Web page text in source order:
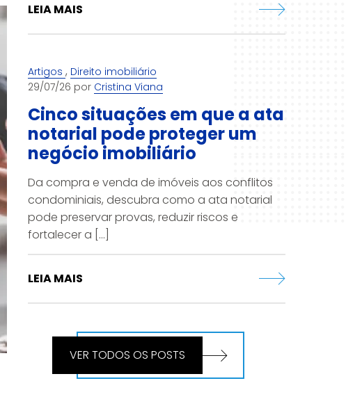
LEIA MAIS
Artigos , Direito imobiliário
29/07/26 por Cristina Viana
Cinco situações em que a ata
notarial pode proteger um
negócio imobiliário
Da compra e venda de imóveis aos conflitos
condominiais, descubra como a ata notarial
pode preservar provas, reduzir riscos e
fortalecer a [...]
LEIA MAIS
VER TODOS OS POSTS